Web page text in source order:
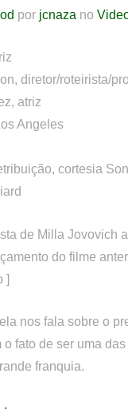
por jcnaza no
diretor/roteirista/
atriz
Angeles
cortesia
de Milla Jovovich
do filme
]
nos fala sobre o
o fato de ser uma
franquia.